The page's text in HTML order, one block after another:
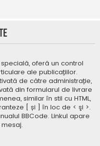
oferă un control
ale publicațiilor.
de către administrație,
din formularul de livrare
similar în stil cu HTML,
[ și ] în loc de < şi >.
BBCode. Linkul apare